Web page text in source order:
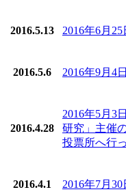
2016.5.13 2016年6月
2016.5.6 2016年9月4
2016.4.28
2016年5月3
研究」主催
投票所へ行
2016.4.1 2016年7月